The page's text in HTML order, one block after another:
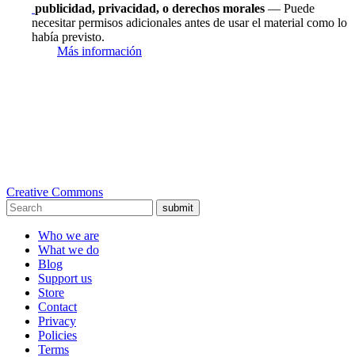
publicidad, privacidad, o derechos morales — Puede
necesitar permisos adicionales antes de usar el material como lo
había previsto.
Más información
Creative Commons
submit
Who we are
What we do
Blog
Support us
Store
Contact
Privacy
Policies
Terms